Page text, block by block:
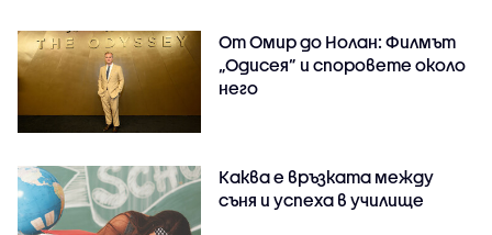
От Омир до Нолан: Филмът
„Одисея” и споровете около
него
Каква е връзката между
съня и успеха в училище